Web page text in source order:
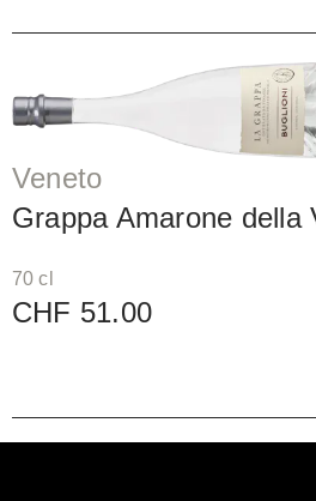
Veneto
Grappa Amarone della
70 cl
CHF 51.00